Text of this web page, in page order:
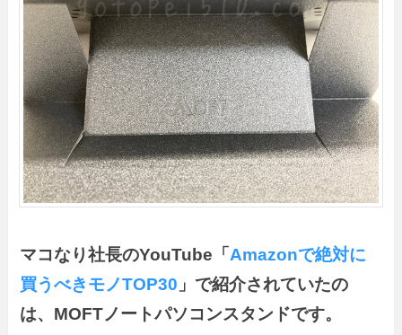
マコなり社長のYouTube「Amazonで絶対に
買うべきモノTOP30 」で紹介されていたの
は、MOFTノートパソコンスタンドです。